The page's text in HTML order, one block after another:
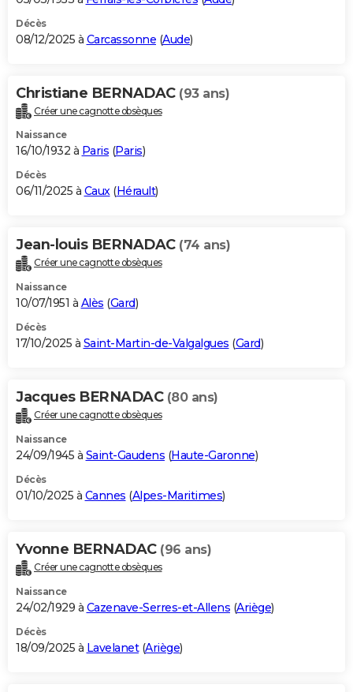
Décès
08/12/2025 à Carcassonne (Aude)
Christiane BERNADAC (93 ans)
Créer une cagnotte obsèques
Naissance
16/10/1932 à Paris (Paris)
Décès
06/11/2025 à Caux(Hérault)
Jean-louis BERNADAC (74 ans)
Créer une cagnotte obsèques
Naissance
10/07/1951 à Alès (Gard)
Décès
17/10/2025 à Saint-Martin-de-Valgalgues (Gard)
Jacques BERNADAC (80 ans)
Créer une cagnotte obsèques
Naissance
24/09/1945 à Saint-Gaudens (Haute-Garonne)
Décès
01/10/2025 à Cannes (Alpes-Maritimes)
Yvonne BERNADAC (96 ans)
Créer une cagnotte obsèques
Naissance
24/02/1929 à Cazenave-Serres-et-Allens (Ariège)
Décès
18/09/2025 à Lavelanet(Ariège)